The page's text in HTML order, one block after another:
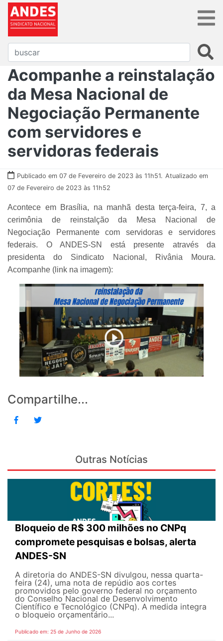
Acompanhe a reinstalação
da Mesa Nacional de
Negociação Permanente
com servidores e
servidoras federais
Publicado em 07 de Fevereiro de 2023 às 11h51. Atualizado em
07 de Fevereiro de 2023 às 11h52
Acontece em Brasília, na manhã desta terça-feira, 7, a
cerimônia de reinstalção da Mesa Nacional de
Negociação Permanente com servidoras e servidores
federais. O ANDES-SN está presente através da
presidenta do Sindicato Nacional, Rivânia Moura.
Acompanhe (link na imagem):
Compartilhe...
Outras Notícias
Bloqueio de R$ 300 milhões no CNPq
compromete pesquisas e bolsas, alerta
ANDES-SN
A diretoria do ANDES-SN divulgou, nessa quarta-
feira (24), uma nota de repúdio aos cortes
promovidos pelo governo federal no orçamento
do Conselho Nacional de Desenvolvimento
Científico e Tecnológico (CNPq). A medida integra
o bloqueio orçamentário...
Publicado em: 25 de Junho de 2026